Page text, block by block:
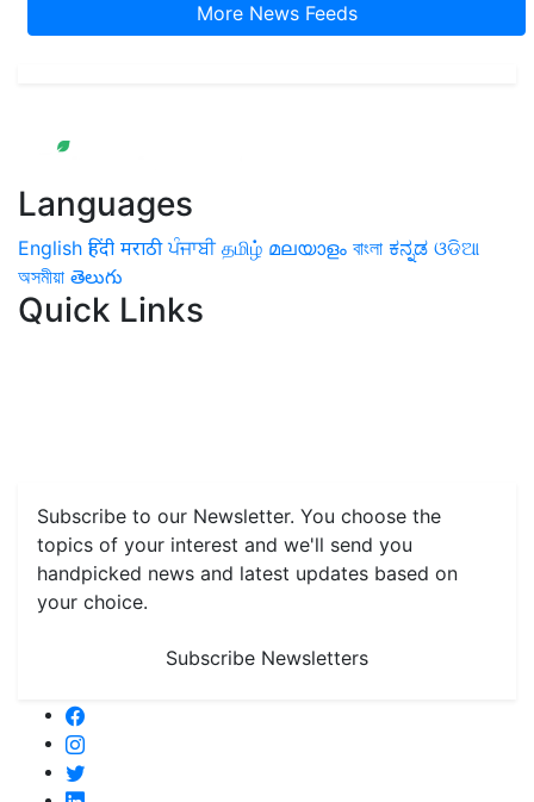
More News Feeds
Languages
English हिंदी मराठी ਪੰਜਾਬੀ தமிழ் മലയാളം বাংলা ಕನ್ನಡ ଓଡିଆ
অসমীয়া తెలుగు
Quick Links
Subscribe to our Newsletter. You choose the
topics of your interest and we'll send you
handpicked news and latest updates based on
your choice.
Subscribe Newsletters